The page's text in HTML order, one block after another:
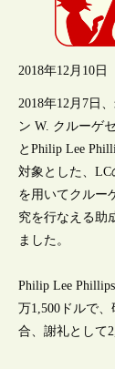
2018年12月10日
2018年12月7日
ン W. クルーゲ
とPhilip Lee
対象とした、
を用いてクルー
究を行なえる助
ました。
Philip Lee
万1,500ドルで
合、謝礼として